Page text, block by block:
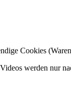
Cookies
werden nur